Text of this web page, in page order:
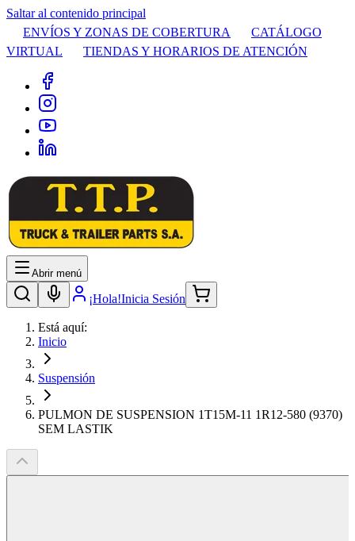
Saltar al contenido principal
ENVÍOS Y ZONAS DE COBERTURA
CATÁLOGO
VIRTUAL
TIENDAS Y HORARIOS DE ATENCIÓN
Abrir menú
¡Hola!Inicia Sesión
Está aquí:
Inicio
Suspensión
PULMON DE SUSPENSION 1T15M-11 1R12-580 (9370)
SEM LASTIK